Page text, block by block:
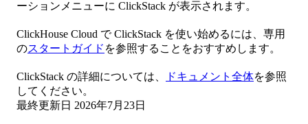
ーションメニューに ClickStack が表示されます。
ClickHouse Cloud で ClickStack を使い始めるには、専用
のスタートガイド を参照することをおすすめします。
ClickStack の詳細については、 ドキュメント全体を参照
してください。
最終更新日 2026年7月23日